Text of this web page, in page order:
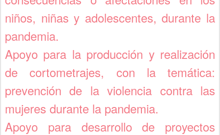
niños, niñas y adolescentes, durante la
pandemia.
Apoyo para la producción y realización
de cortometrajes, con la temática:
prevención de la violencia contra las
mujeres durante la pandemia.
Apoyo para desarrollo de proyectos